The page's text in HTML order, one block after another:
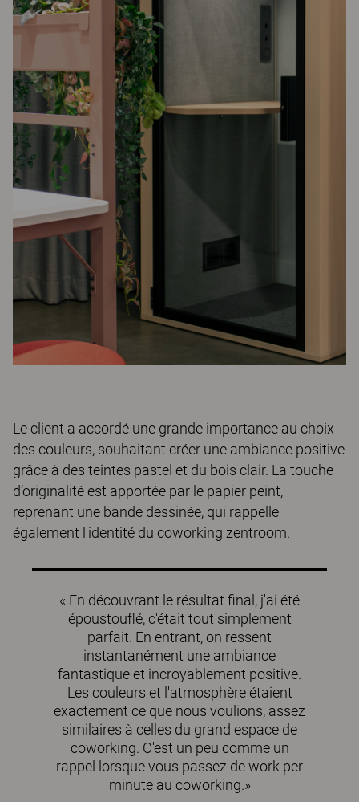
Le client a accordé une grande importance au choix
des couleurs, souhaitant créer une ambiance positive
grâce à des teintes pastel et du bois clair. La touche
d’originalité est apportée par le papier peint,
reprenant une bande dessinée, qui rappelle
également l'identité du coworking zentroom.
« En découvrant le résultat final, j'ai été
époustouflé, c'était tout simplement
parfait. En entrant, on ressent
instantanément une ambiance
fantastique et incroyablement positive.
Les couleurs et l'atmosphère étaient
exactement ce que nous voulions, assez
similaires à celles du grand espace de
coworking. C'est un peu comme un
rappel lorsque vous passez de work per
minute au coworking.»